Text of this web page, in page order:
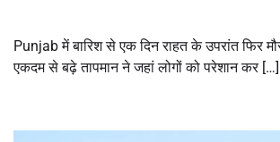
Punjab में बारिश से एक दिन राहत के उपरांत फिर
एकदम से बढ़े तापमान ने जहां लोगों को परेशान कर […]